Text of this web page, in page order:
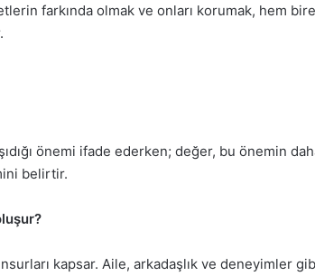
farkında olmak ve onları korumak, hem
önemi ifade ederken; değer, bu önemin
belirtir.
kapsar. Aile, arkadaşlık ve deneyimler